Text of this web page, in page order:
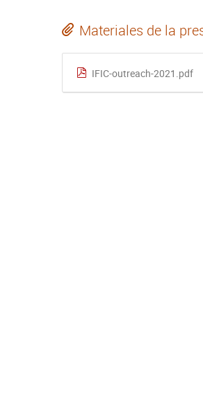
Materiales de la
IFIC-outreach-2021.pdf